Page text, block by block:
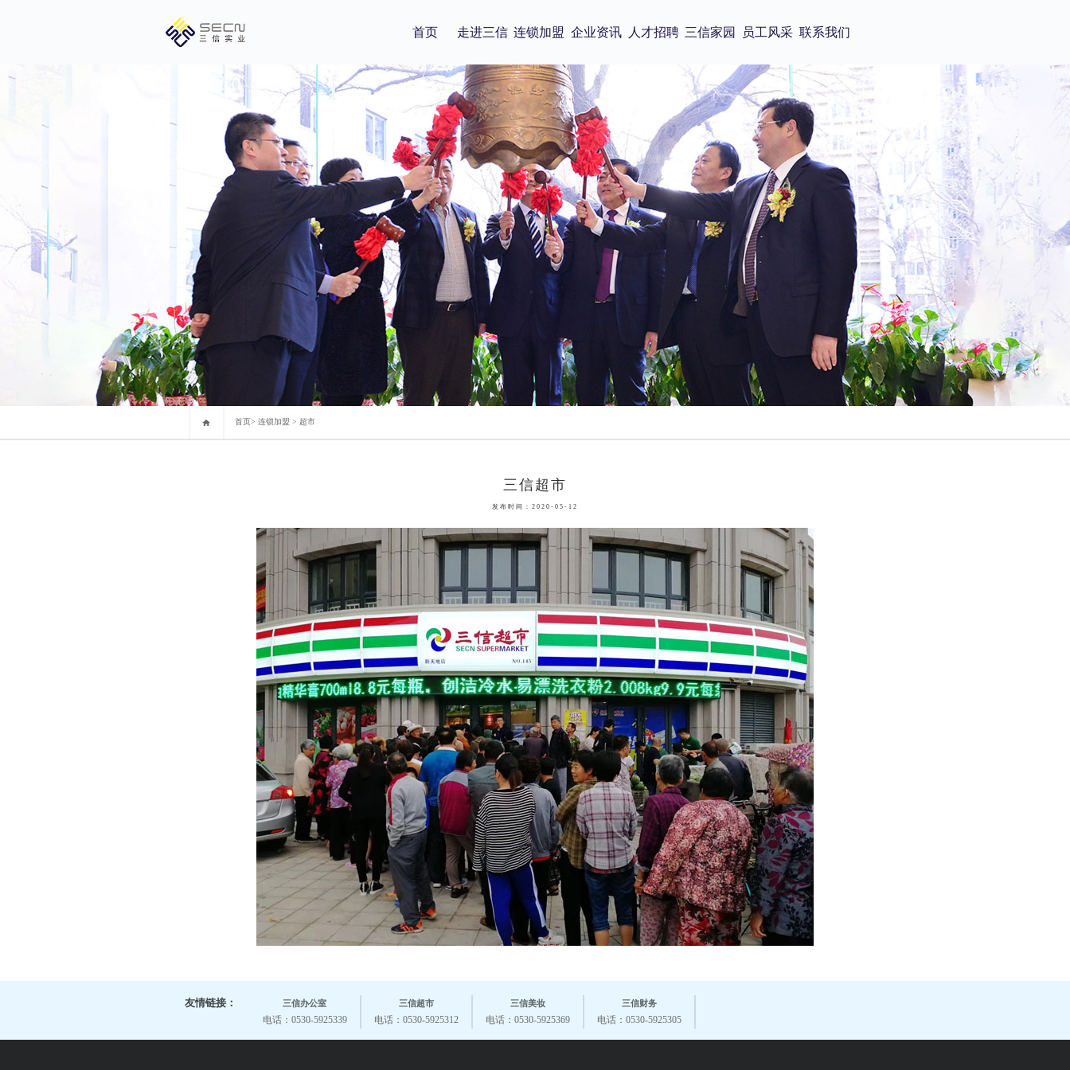
首页 走进三信 连锁加盟 企业资讯 人才招聘 三信家园 员工风采 联系我们
首页>连锁加盟 > 超市
三信超市
发布时间：2020-05-12
友情链接： 三信办公室
电话：0530-5925339
三信超市
电话：0530-5925312
三信美妆
电话：0530-5925369
三信财务
电话：0530-5925305